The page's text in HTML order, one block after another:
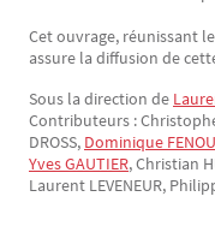
Cet ouvrage, réunissant
assure la diffusion de
Sous la direction de
Contributeurs :
DROSS, Dominique
Yves GAUTIER, Christian
Laurent LEVENEUR,